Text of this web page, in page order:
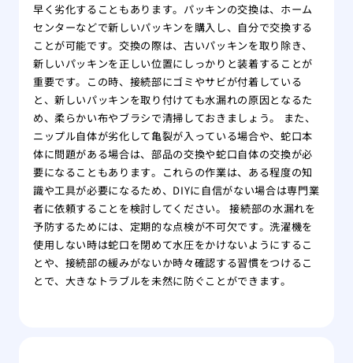
早く劣化することもあります。パッキンの交換は、ホーム
センターなどで新しいパッキンを購入し、自分で交換する
ことが可能です。交換の際は、古いパッキンを取り除き、
新しいパッキンを正しい位置にしっかりと装着することが
重要です。この時、接続部にゴミやサビが付着している
と、新しいパッキンを取り付けても水漏れの原因となるた
め、柔らかい布やブラシで清掃しておきましょう。 また、
ニップル自体が劣化して亀裂が入っている場合や、蛇口本
体に問題がある場合は、部品の交換や蛇口自体の交換が必
要になることもあります。これらの作業は、ある程度の知
識や工具が必要になるため、DIYに自信がない場合は専門業
者に依頼することを検討してください。 接続部の水漏れを
予防するためには、定期的な点検が不可欠です。洗濯機を
使用しない時は蛇口を閉めて水圧をかけないようにするこ
とや、接続部の緩みがないか時々確認する習慣をつけるこ
とで、大きなトラブルを未然に防ぐことができます。